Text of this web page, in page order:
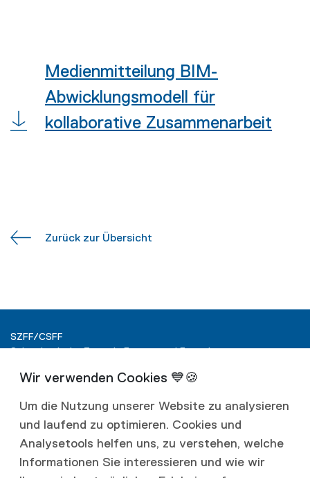
Medienmitteilung BIM-
Abwicklungsmodell für
kollaborative Zusammenarbeit
Zurück zur Übersicht
SZFF/CSFF
Schweizerische Zentrale Fenster und Fassaden
Postfach
T +41 62 287 40 00
info@szff.ch
Um die Nutzung unserer Website zu analysieren
und laufend zu optimieren. Cookies und
Analysetools helfen uns, zu verstehen, welche
Informationen Sie interessieren und wie wir